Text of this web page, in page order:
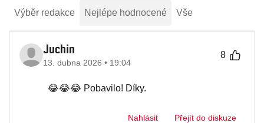
Výběr redakce Nejlépe hodnocené Vše
Juchin
13. dubna 2026 • 19:04
8
😂😂😂 Pobavilo! Díky.
Nahlásit Přejít do diskuze